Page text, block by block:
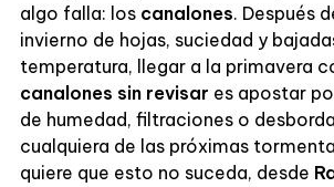
algo falla: los canalones. Después
invierno de hojas, suciedad y
temperatura, llegar a la primavera
canalones sin revisar es apostar
de humedad, filtraciones o
cualquiera de las próximas
quiere que esto no suceda, desde